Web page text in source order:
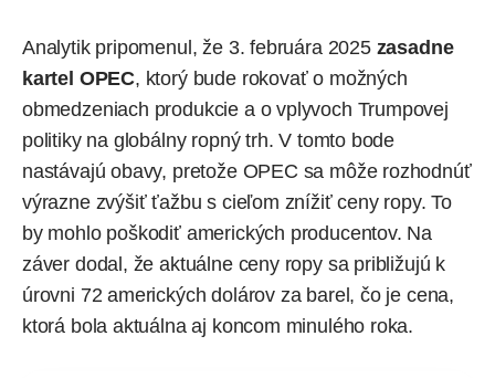
Analytik pripomenul, že 3. februára 2025 zasadne
kartel OPEC, ktorý bude rokovať o možných
obmedzeniach produkcie a o vplyvoch Trumpovej
politiky na globálny ropný trh. V tomto bode
nastávajú obavy, pretože OPEC sa môže rozhodnúť
výrazne zvýšiť ťažbu s cieľom znížiť ceny ropy. To
by mohlo poškodiť amerických producentov. Na
záver dodal, že aktuálne ceny ropy sa približujú k
úrovni 72 amerických dolárov za barel, čo je cena,
ktorá bola aktuálna aj koncom minulého roka.